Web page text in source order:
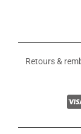
Retours &